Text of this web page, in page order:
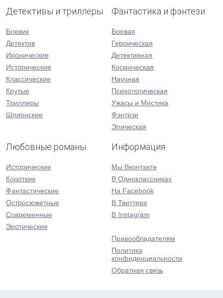
Детективы и триллеры
Боевик
Детектив
Иронические
Исторические
Классические
Крутые
Триллеры
Шпионские
Фантастика и фэнтези
Боевая
Героическая
Детективная
Космическая
Научная
Психологическая
Ужасы и Мистика
Фэнтези
Эпическая
Любовные романы
Исторические
Короткие
Фантастические
Остросюжетные
Современные
Эротические
Информация
Мы Вконтакте
В Одноклассниках
На Facebook
В Твиттере
В Instagram
Правообладателям
Политика
конфиденциальности
Обратная связь